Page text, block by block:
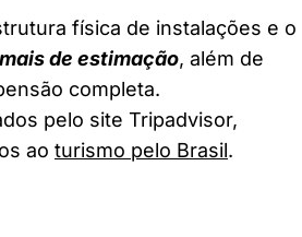
física de instalações e o
de estimação, além de
completa.
pelo site Tripadvisor,
ao turismo pelo Brasil.